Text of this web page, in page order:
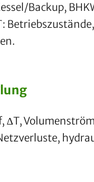
Backup,
Betriebszustände,
ΔT,